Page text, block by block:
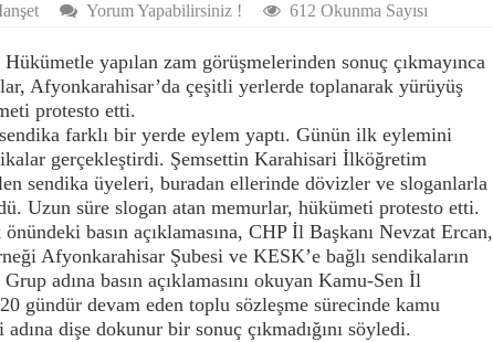
Yorum Yapabilirsiniz ! 612 Okunma Sayısı
Hükümetle yapılan zam görüşmelerinden sonuç çıkmayınca
Afyonkarahisar’da çeşitli yerlerde toplanarak yürüyüş
protesto etti.
farklı bir yerde eylem yaptı. Günün ilk eylemini
gerçekleştirdi. Şemsettin Karahisari İlköğretim
sendika üyeleri, buradan ellerinde dövizler ve sloganlarla
Uzun süre slogan atan memurlar, hükümeti protesto etti.
basın açıklamasına, CHP İl Başkanı Nevzat Ercan,
Afyonkarahisar Şubesi ve KESK’e bağlı sendikaların
adına basın açıklamasını okuyan Kamu-Sen İl
gündür devam eden toplu sözleşme sürecinde kamu
dişe dokunur bir sonuç çıkmadığını söyledi.